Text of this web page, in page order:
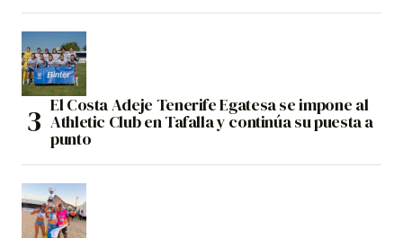
El Costa Adeje Tenerife Egatesa se impone al
Athletic Club en Tafalla y continúa su puesta a
punto